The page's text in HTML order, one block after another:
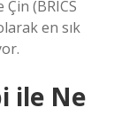
(BRICS
en sık
ile Ne